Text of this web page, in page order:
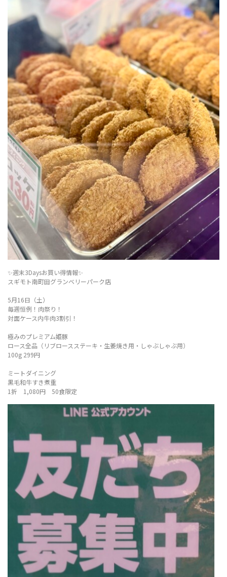
✨週末3Daysお買い得情報✨
スギモト南町田グランベリーパーク店
5月16日（土）
毎週恒例！肉祭り！
対面ケース内牛肉3割引！
極みのプレミアム姫豚
ロース全品（リブロースステーキ・生姜焼き用・しゃぶしゃぶ用）
100g 299円
ミートダイニング
黒毛和牛すき煮重
1折 1,080円 50食限定